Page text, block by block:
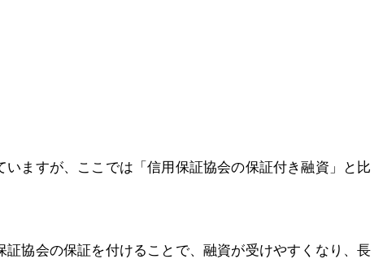
ますが、ここでは「信用保証協会の保証付き融資」と比
協会の保証を付けることで、融資が受けやすくなり、長